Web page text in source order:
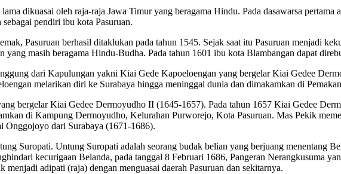
dikuasai oleh raja-raja Jawa Timur yang beragama Hindu. Pada dasawarsa
pendiri ibu kota Pasuruan.
Pasuruan berhasil ditaklukan pada tahun 1545. Sejak saat itu Pasuruan menjadi
masih beragama Hindu-Budha. Pada tahun 1601 ibu kota Blambangan dapat
dari Kapulungan yakni Kiai Gede Kapoeloengan yang bergelar Kiai Gedee
melarikan diri ke Surabaya hingga meninggal dunia dan dimakamkan di
bergelar Kiai Gedee Dermoyudho II (1645-1657). Pada tahun 1657 Kiai Gedee
di Kampung Dermoyudho, Kelurahan Purworejo, Kota Pasuruan. Mas Pekik
Onggojoyo dari Surabaya (1671-1686).
Suropati. Untung Suropati adalah seorang budak belian yang berjuang menentang
kecurigaan Belanda, pada tanggal 8 Februari 1686, Pangeran Nerangkusuma
adipati (raja) dengan menguasai daerah Pasuruan dan sekitarnya.